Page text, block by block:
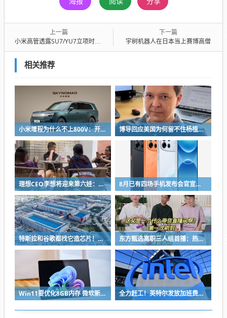
上一篇
小米高管透露SU7/YU7立项时路线之争 坚持正面硬刚TBBA赢了
下一篇
宇树机器人在日本当上赛博高僧
相关推荐
小米增程为什么不上800V：开发时间和成本考虑 博导回应美国为何留不住杨植麟：他毅然拒绝苹果 选择回国创业
理想CEO李想将迎来第六娃：曾称不担心子女争遗产 8月已有四场手机发布会官宣：不止华为和OPPO
特斯拉和谷歌都找它造芯片！三星电子代工满血复活 东方甄选离职三人组首播：热度超越与辉同行 登顶抖音带货总榜
Win11要优化8GB内存 微软新承诺被指画饼：你敢信吗 全力赶工！英特尔发放加班费加速俄亥俄晶圆厂：EMIB-T封装良率逼近90%